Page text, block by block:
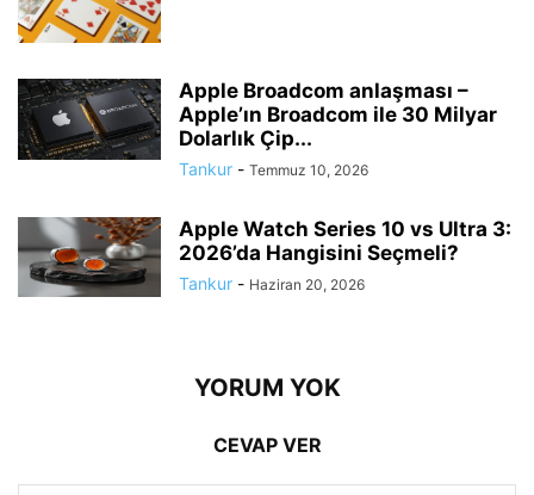
Apple Broadcom anlaşması –
Apple’ın Broadcom ile 30 Milyar
Dolarlık Çip...
Tankur - Temmuz 10, 2026
Apple Watch Series 10 vs Ultra 3:
2026’da Hangisini Seçmeli?
Tankur - Haziran 20, 2026
YORUM YOK
CEVAP VER